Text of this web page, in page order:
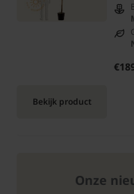
Bekijk product
Onze